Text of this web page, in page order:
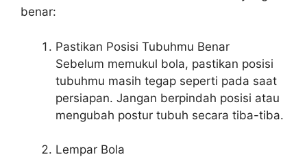
benar:
Pastikan Posisi Tubuhmu Benar
Sebelum memukul bola, pastikan posisi
tubuhmu masih tegap seperti pada saat
persiapan. Jangan berpindah posisi atau
mengubah postur tubuh secara tiba-tiba.
Lempar Bola